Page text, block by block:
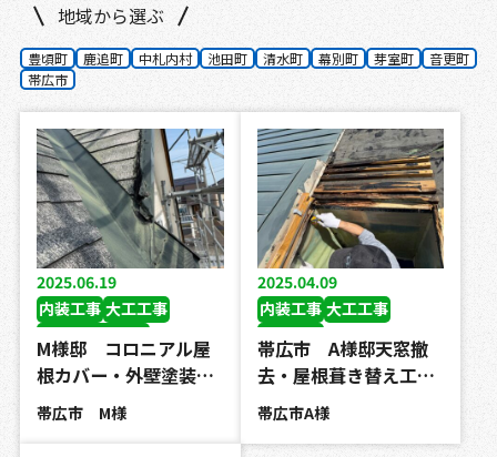
地域から選ぶ
豊頃町 鹿追町 中札内村 池田町 清水町 幕別町 芽室町
音更町
帯広市
2025.06.19
M様邸 コロニアル屋
根カバー・外壁塗装…
帯広市 M様
内装工事 大工工事
コーキング工事
天窓工事
屋根カバー工事
板金工事 外壁塗装工事
2025.04.09
帯広市 A様邸天窓撤
去・屋根葺き替え工…
帯広市A様
内装工事 大工工事
天窓工事
屋根葺き替え工事